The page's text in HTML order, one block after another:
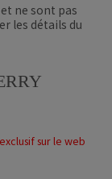
ne sont pas
les détails du
sur le web